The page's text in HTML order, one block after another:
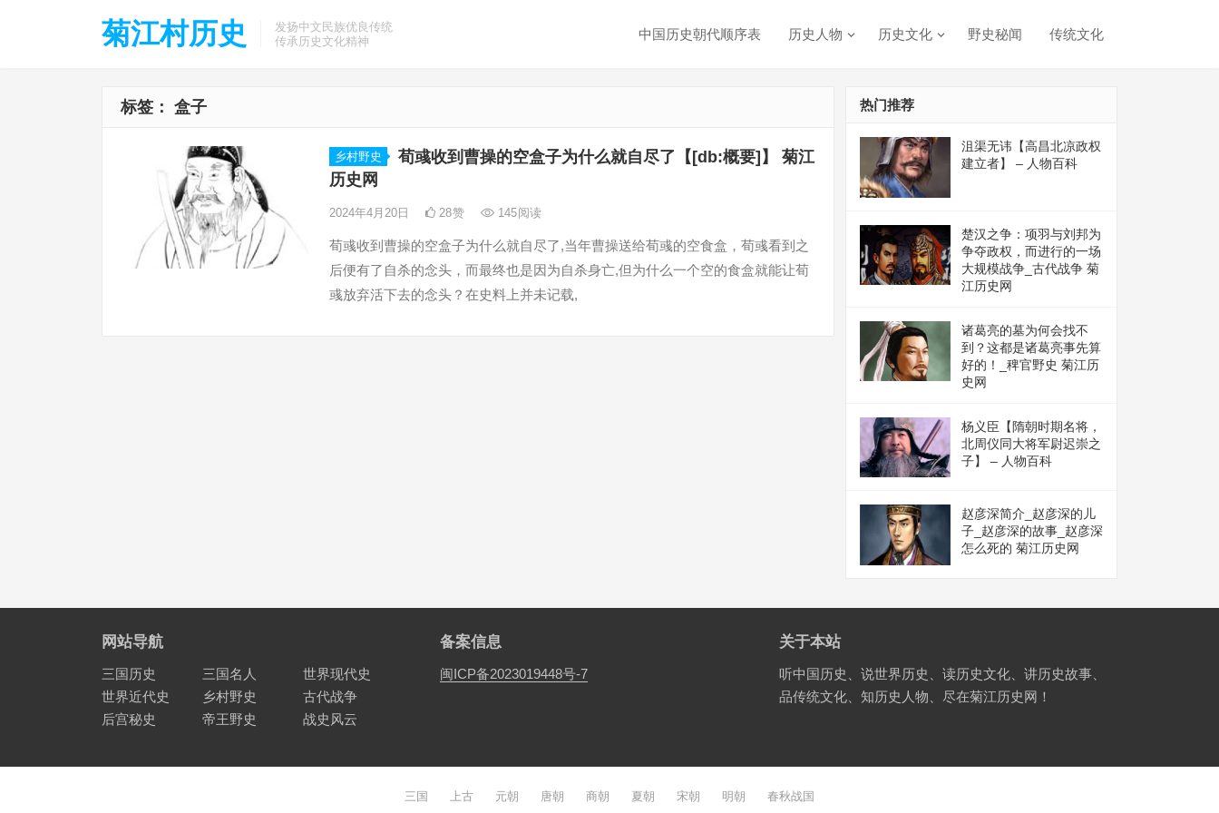
菊江村历史
发扬中文民族优良传统
传承历史文化精神
中国历史朝代顺序表 历史人物 历史文化 野史秘闻 传统文化
标签： 盒子
乡村野史
荀彧收到曹操的空盒子为什么就自尽了【[db:概要]】 菊江
历史网
2024年4月20日 28赞 145阅读
荀彧收到曹操的空盒子为什么就自尽了,当年曹操送给荀彧的空食盒，荀彧看到之
后便有了自杀的念头，而最终也是因为自杀身亡,但为什么一个空的食盒就能让荀
彧放弃活下去的念头？在史料上并未记载,
热门推荐
沮渠无讳【高昌北凉政权
建立者】 – 人物百科
楚汉之争：项羽与刘邦为
争夺政权，而进行的一场
大规模战争_古代战争 菊
江历史网
诸葛亮的墓为何会找不
到？这都是诸葛亮事先算
好的！_稗官野史 菊江历
史网
杨义臣【隋朝时期名将，
北周仪同大将军尉迟崇之
子】 – 人物百科
赵彦深简介_赵彦深的儿
子_赵彦深的故事_赵彦深
怎么死的 菊江历史网
网站导航
三国历史 三国名人
世界现代史
世界近代史
乡村野史
古代战争
后宫秘史
帝王野史 战史风云
备案信息
闽ICP备2023019448号-7
关于本站
听中国历史、说世界历史、读历史文化、讲历史故事、
品传统文化、知历史人物、尽在菊江历史网！
三国 上古 元朝 唐朝 商朝 夏朝 宋朝 明朝 春秋战国